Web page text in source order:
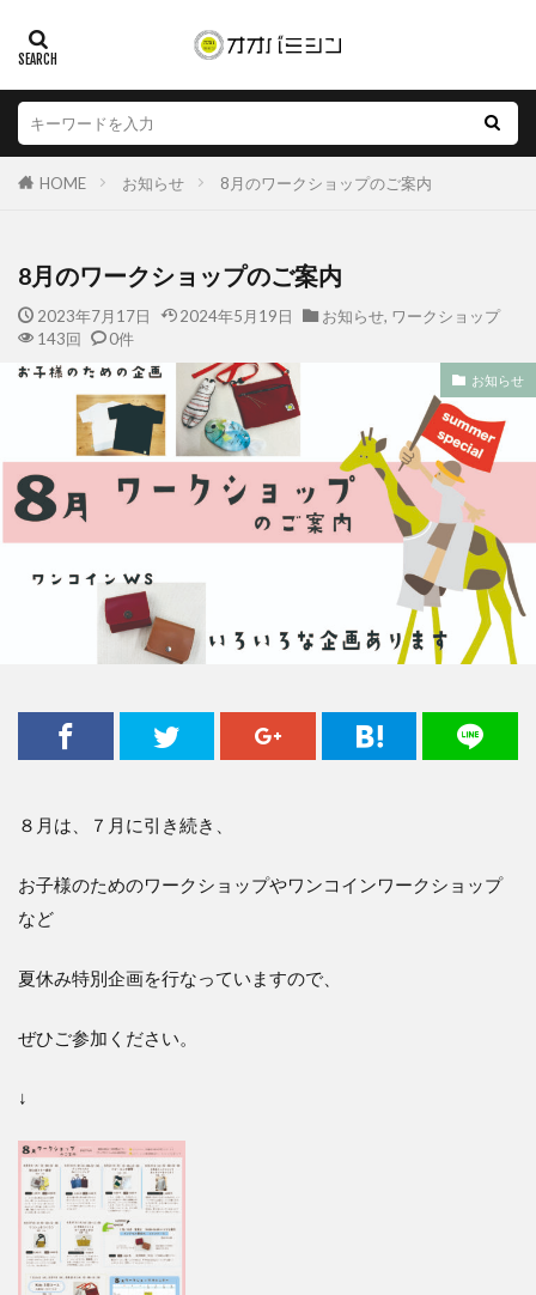
HOME お知らせ 8月のワークショップのご案内
8月のワークショップのご案内
2023年7月17日 2024年5月19日 お知らせ, ワークショップ
143回
0件
お知らせ
８月は、７月に引き続き、
お子様のためのワークショップやワンコインワークショップ
など
夏休み特別企画を行なっていますので、
ぜひご参加ください。
↓